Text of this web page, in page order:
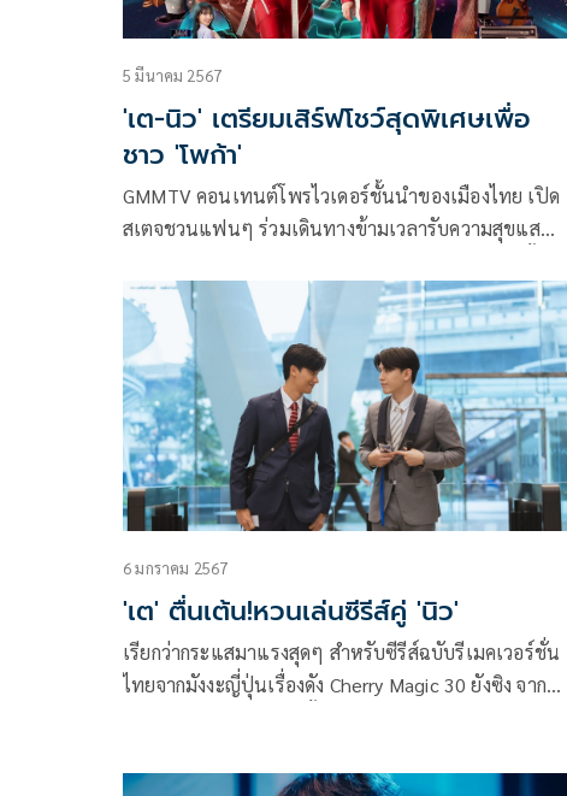
5 มีนาคม 2567
'เต-นิว' เตรียมเสิร์ฟโชว์สุดพิเศษเพื่อ
ชาว 'โพก้า'
GMMTV คอนเทนต์โพรไวเดอร์ชั้นนำของเมืองไทย เปิด
สเตจชวนแฟนๆ ร่วมเดินทางข้ามเวลารับความสุขแสน
ฮอต เต-ตะวัน วิหครัตน์ และ นิว-ฐิติภูมิ เตชะอภัยคุณ ใน
งาน POLCA TIME TRAVELING CONCERT ที่จัดหนักจัด
เต็มเสิร์ฟความสนุกพร้อมเนรมิตโชว์สุดอลังการตระการ
ตา จากคอนเซ็ปต์ TI ME TRAVELING สู่จักรวาลความสุข
ของ เต-นิว ที่เตรียมขนมาสร้างรอยยิ้มให้เหล่า #โพก้า
(POLCA : ชื่อแฟนด้อม) ได้ฟินกันแบบจุ ใจ
6 มกราคม 2567
'เต' ตื่นเต้น!หวนเล่นซีรีส์คู่ 'นิว'
เรียกว่ากระแสมาแรงสุดๆ สำหรับซีรีส์ฉบับรีเมคเวอร์ชั่น
ไทยจากมังงะญี่ปุ่นเรื่องดัง Cherry Magic 30 ยังซิง จาก
นิยมจากแฟนๆ อย่างล้นหลาม ฟินจัดเต็มดันแฮชแท็ก